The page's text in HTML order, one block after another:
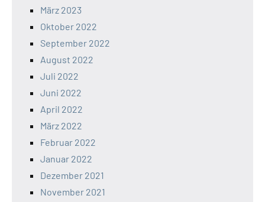
März 2023
Oktober 2022
September 2022
August 2022
Juli 2022
Juni 2022
April 2022
März 2022
Februar 2022
Januar 2022
Dezember 2021
November 2021